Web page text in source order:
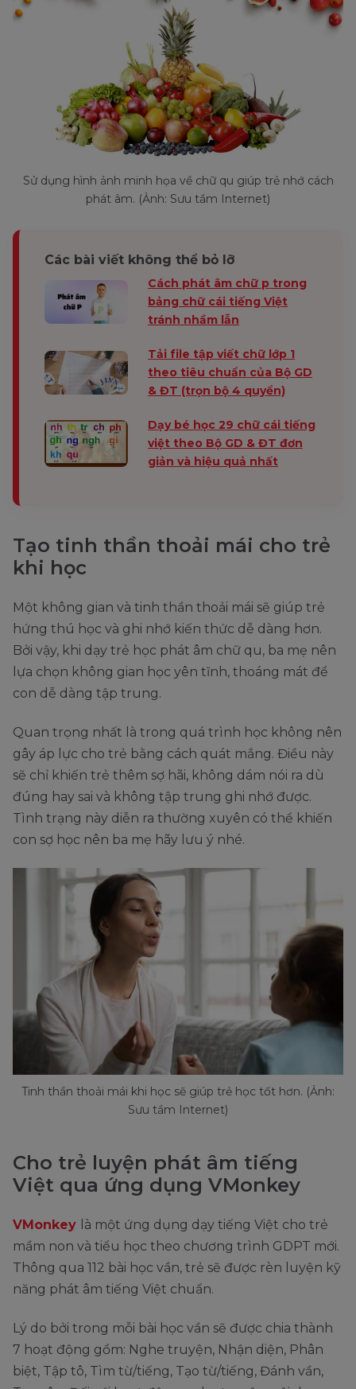
Sử dụng hình ảnh minh họa về chữ qu giúp trẻ nhớ cách
phát âm. (Ảnh: Sưu tầm Internet)
Các bài viết không thể bỏ lỡ
Cách phát âm chữ p trong
bảng chữ cái tiếng Việt
tránh nhầm lẫn
Tải file tập viết chữ lớp 1
theo tiêu chuẩn của Bộ GD
& ĐT (trọn bộ 4 quyển)
Dạy bé học 29 chữ cái tiếng
việt theo Bộ GD & ĐT đơn
giản và hiệu quả nhất
Tạo tinh thần thoải mái cho trẻ
khi học
Một không gian và tinh thần thoải mái sẽ giúp trẻ
hứng thú học và ghi nhớ kiến thức dễ dàng hơn.
Bởi vậy, khi dạy trẻ học phát âm chữ qu, ba mẹ nên
lựa chọn không gian học yên tĩnh, thoáng mát để
con dễ dàng tập trung.
Quan trọng nhất là trong quá trình học không nên
gây áp lực cho trẻ bằng cách quát mắng. Điều này
sẽ chỉ khiến trẻ thêm sợ hãi, không dám nói ra dù
đúng hay sai và không tập trung ghi nhớ được.
Tình trạng này diễn ra thường xuyên có thể khiến
con sợ học nên ba mẹ hãy lưu ý nhé.
Tinh thần thoải mái khi học sẽ giúp trẻ học tốt hơn. (Ảnh:
Sưu tầm Internet)
Cho trẻ luyện phát âm tiếng
Việt qua ứng dụng VMonkey
VMonkey là một ứng dụng dạy tiếng Việt cho trẻ
mầm non và tiểu học theo chương trình GDPT mới.
Thông qua 112 bài học vần, trẻ sẽ được rèn luyện kỹ
năng phát âm tiếng Việt chuẩn.
Lý do bởi trong mỗi bài học vần sẽ được chia thành
7 hoạt động gồm: Nghe truyện, Nhận diện, Phân
biệt, Tập tô, Tìm từ/tiếng, Tạo từ/tiếng, Đánh vần,